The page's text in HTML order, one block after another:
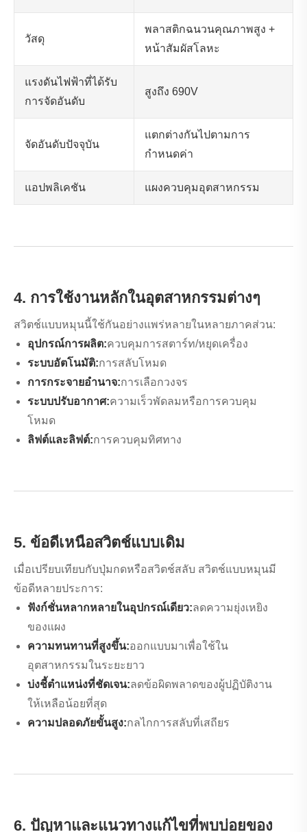
วัสดุ
พลาสติกฉนวนคุณภาพสูง +
หน้าสัมผัสโลหะ
แรงดันไฟฟ้าที่ได้รับ
การจัดอันดับ
สูงถึง 690V
จัดอันดับปัจจุบัน
แตกต่างกันไปตามการ
กำหนดค่า
แอปพลิเคชัน แผงควบคุมอุตสาหกรรม
4. การใช้งานหลักในอุตสาหกรรมต่างๆ
สวิตช์แบบหมุนนี้ใช้กันอย่างแพร่หลายในหลายภาคส่วน:
อุปกรณ์การผลิต:ควบคุมการสตาร์ท/หยุดเครื่อง
ระบบอัตโนมัติ:การสลับโหมด
การกระจายอำนาจ:การเลือกวงจร
ระบบปรับอากาศ:ความเร็วพัดลมหรือการควบคุม
โหมด
ลิฟต์และลิฟต์:การควบคุมทิศทาง
5. ข้อดีเหนือสวิตช์แบบเดิม
เมื่อเปรียบเทียบกับปุ่มกดหรือสวิตช์สลับ สวิตช์แบบหมุนมี
ข้อดีหลายประการ:
ฟังก์ชั่นหลากหลายในอุปกรณ์เดียว:ลดความยุ่งเหยิง
ของแผง
ความทนทานที่สูงขึ้น:ออกแบบมาเพื่อใช้ใน
อุตสาหกรรมในระยะยาว
บ่งชี้ตำแหน่งที่ชัดเจน:ลดข้อผิดพลาดของผู้ปฏิบัติงาน
ให้เหลือน้อยที่สุด
ความปลอดภัยขั้นสูง:กลไกการสลับที่เสถียร
6. ปัญหาและแนวทางแก้ไขที่พบบ่อยของ